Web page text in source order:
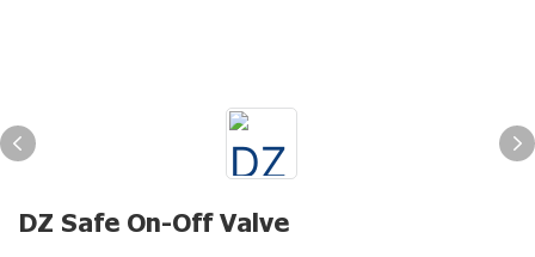
DZ Safe On-Off Valve